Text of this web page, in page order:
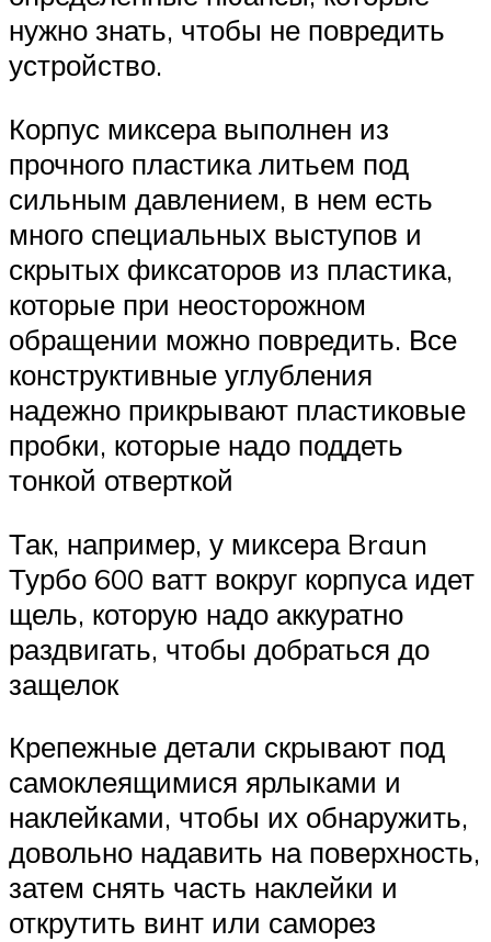
нужно знать, чтобы не повредить
устройство.
Корпус миксера выполнен из
прочного пластика литьем под
сильным давлением, в нем есть
много специальных выступов и
скрытых фиксаторов из пластика,
которые при неосторожном
обращении можно повредить. Все
конструктивные углубления
надежно прикрывают пластиковые
пробки, которые надо поддеть
тонкой отверткой
Так, например, у миксера Braun
Турбо 600 ватт вокруг корпуса идет
щель, которую надо аккуратно
раздвигать, чтобы добраться до
защелок
Крепежные детали скрывают под
самоклеящимися ярлыками и
наклейками, чтобы их обнаружить,
довольно надавить на поверхность,
затем снять часть наклейки и
открутить винт или саморез